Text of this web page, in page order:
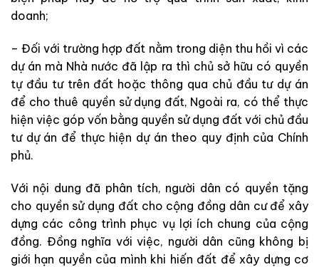
doanh;
– Đối với trường hợp đất nằm trong diện thu hồi vì các
dự án mà Nhà nước đã lập ra thì chủ sở hữu có quyền
tự đầu tư trên đất hoặc thông qua chủ đầu tư dự án
để cho thuê quyền sử dụng đất, Ngoài ra, có thể thực
hiện việc góp vốn bằng quyền sử dụng đất với chủ đầu
tư dự án để thực hiện dự án theo quy định của Chính
phủ.
Với nội dung đã phân tích, người dân có quyền tặng
cho quyền sử dụng đất cho cộng đồng dân cư để xây
dựng các công trình phục vụ lợi ích chung của cộng
đồng. Đồng nghĩa với việc, người dân cũng không bị
giới hạn quyền của mình khi hiến đất để xây dựng cơ